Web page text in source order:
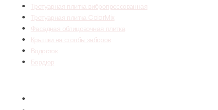
Тротуарная плитка вибропрессованная
Тротуарная плитка ColorMix
Фасадная облицовочная плитка
Крышки на столбы заборов
Водосток
Бордюр